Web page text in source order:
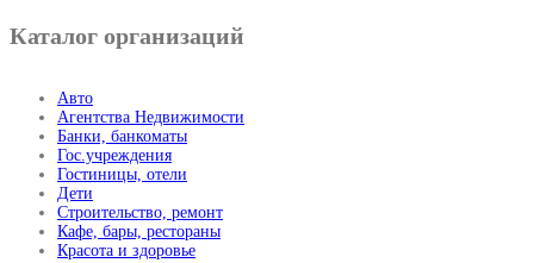
Каталог организаций
Авто
Агентства Недвижимости
Банки, банкоматы
Гос.учреждения
Гостиницы, отели
Дети
Строительство, ремонт
Кафе, бары, рестораны
Красота и здоровье